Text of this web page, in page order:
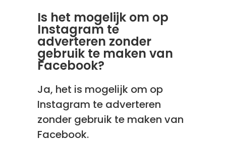
Is het mogelijk om op
Instagram te
adverteren zonder
gebruik te maken van
Facebook?
Ja, het is mogelijk om op
Instagram te adverteren
zonder gebruik te maken van
Facebook.